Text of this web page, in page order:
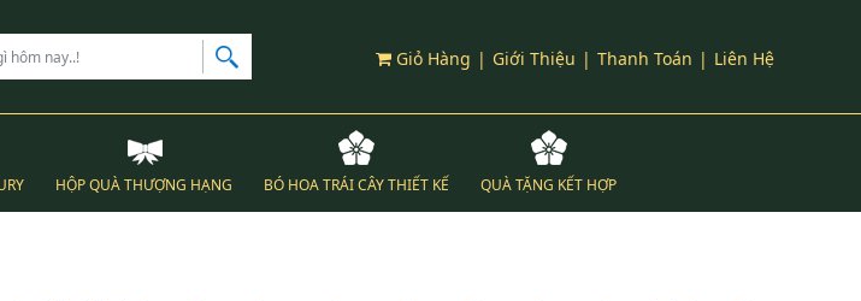
Giỏ Hàng | Giới Thiệu | Thanh Toán | Liên Hệ
HỘP QUÀ THƯỢNG HẠNG BÓ HOA TRÁI CÂY THIẾT KẾ QUÀ TẶNG KẾT HỢP